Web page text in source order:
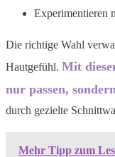
Experimentieren
Die richtige Wahl
Hautgefühl. Mit
nur passen,
durch gezielte
Mehr Tipp zum